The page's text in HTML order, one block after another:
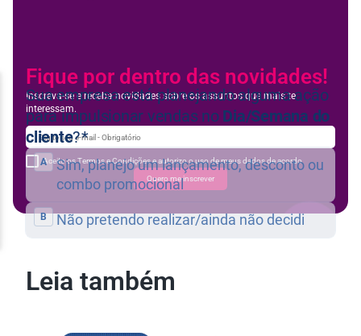
Fique por dentro das novidades!
Inscreva-se e receba novidades sobre os assuntos que mais te
interessam.
Aceito os Termos e Condições e autorizo o uso de meus dados de acordo
Quero me inscrever
Leia também